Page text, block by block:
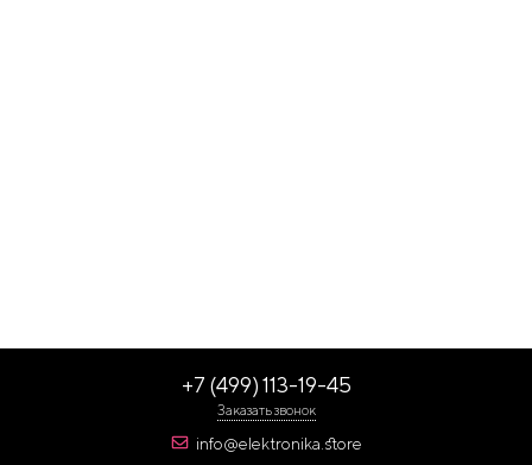
+7 (499) 113-19-45
Заказать звонок
info@elektronika.store